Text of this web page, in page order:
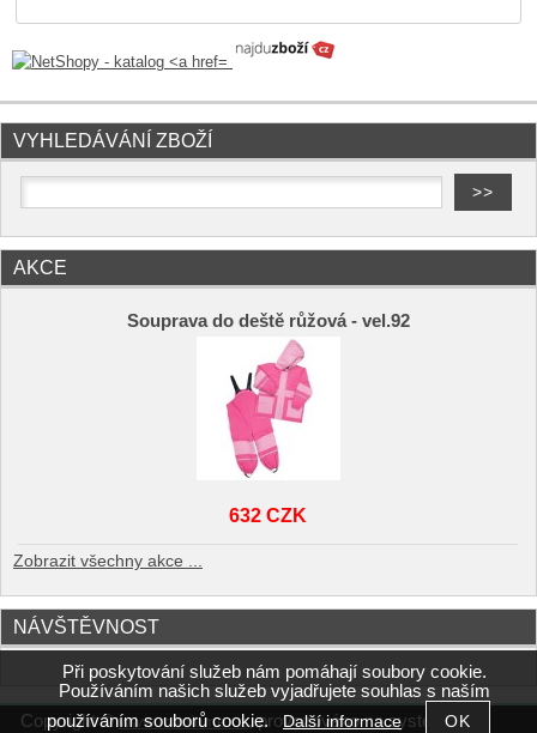
VYHLEDÁVÁNÍ ZBOŽÍ
AKCE
Souprava do deště růžová - vel.92
632 CZK
Zobrazit všechny akce ...
NÁVŠTĚVNOST
Copyright ©www.mimitime.cz,provozováno na systému
Při poskytování služeb nám pomáhají soubory cookie.
Používáním našich služeb vyjadřujete souhlas s naším
používáním souborů cookie.Další informace